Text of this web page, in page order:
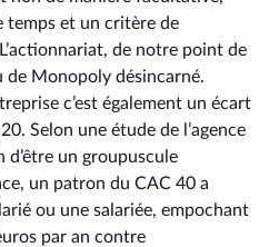
temps et un critère de
de notre point de
de Monopoly désincarné.
c’est également un écart
Selon une étude de l’agence
d’être un groupuscule
un patron du CAC 40 a
ou une salariée, empochant
par an contre